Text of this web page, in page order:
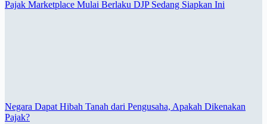
Pajak Marketplace Mulai Berlaku DJP Sedang Siapkan Ini
Negara Dapat Hibah Tanah dari Pengusaha, Apakah Dikenakan
Pajak?